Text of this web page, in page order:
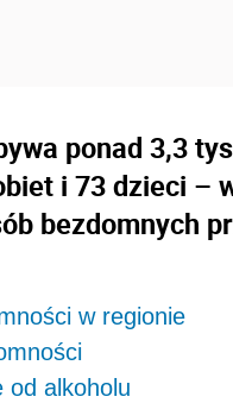
ponad 3,3
i 73 dzieci –
bezdomnych
w regionie
od alkoholu